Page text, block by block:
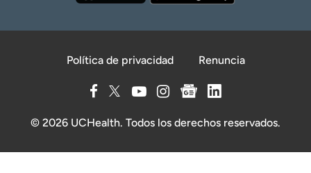
Política de privacidad Renuncia
© 2026 UCHealth. Todos los derechos reservados.